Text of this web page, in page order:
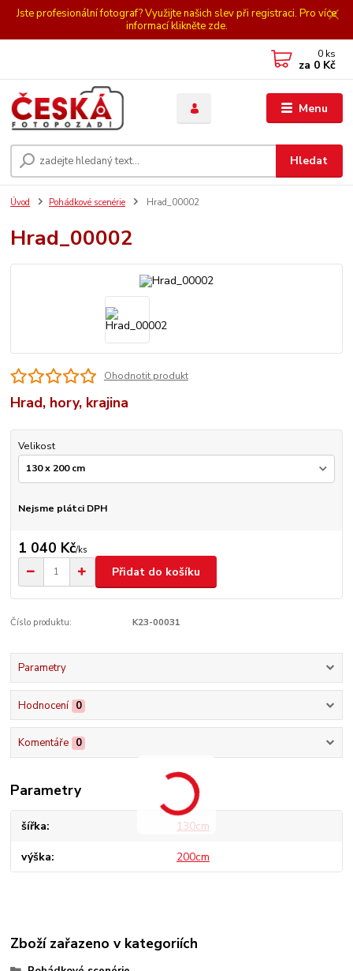
Jste profesionální fotograf? Využijte našich slev při registraci. Pro více
informací klikněte zde.
Menu
Hledat
0 ks
za 0 Kč
Úvod Pohádkové scenérie Hrad_00002
Hrad_00002
Ohodnotit produkt
Hrad, hory, krajina
Velikost
Nejsme plátci DPH
1 040 Kč/ks
Přidat do košíku
Číslo produktu: K23-00031
Parametry
Hodnocení 0
Komentáře 0
Parametry
šířka 130cm
výška 200cm
Zboží zařazeno v kategoriích